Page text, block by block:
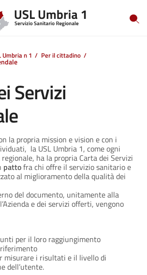
Umbria n 1 / Per il cittadino /
Servizi
la propria mission e vision e con i
la USL Umbria 1, come ogni
ha la propria Carta dei Servizi
pattofra chi offre il servizio sanitario e
al miglioramento della qualità dei
del documento, unitamente alla
e dei servizi offerti, vengono
per il loro raggiungimento
misurare i risultati e il livello di
dell’utente.